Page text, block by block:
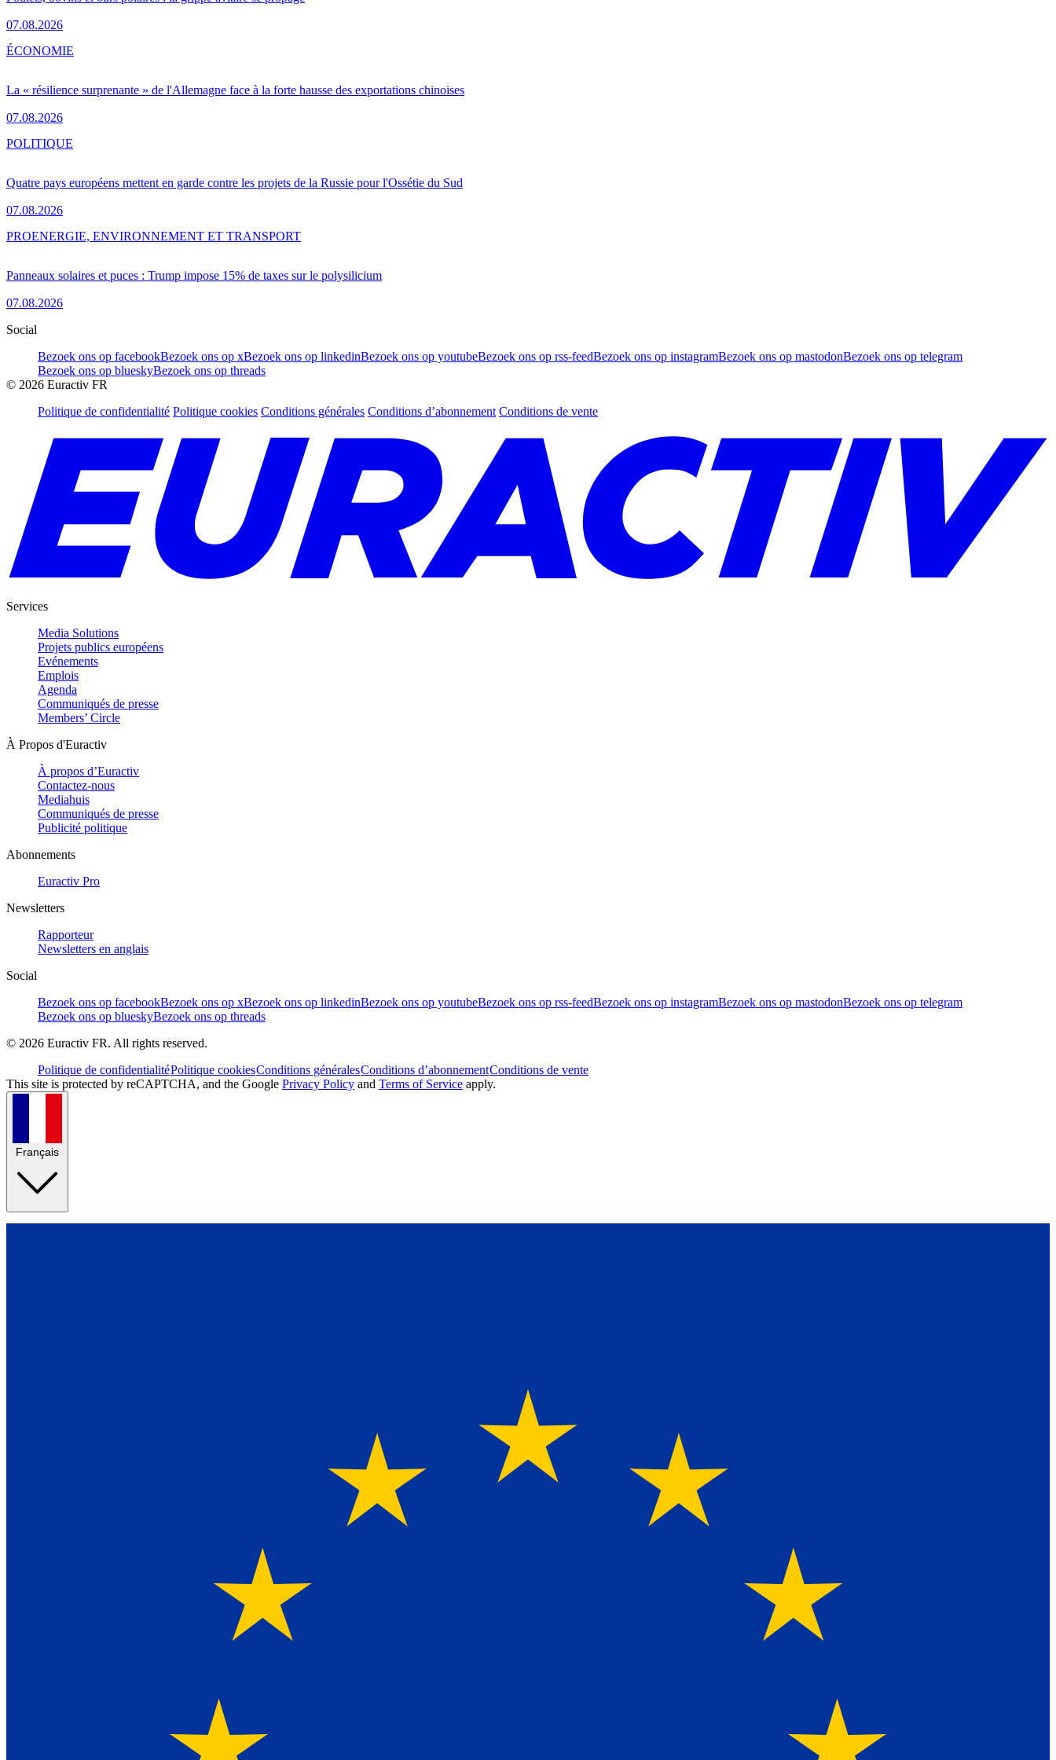
07.08.2026
La « résilience surprenante » de l'Allemagne face à la forte hausse des exportations chinoises
07.08.2026
ÉCONOMIE
Quatre pays européens mettent en garde contre les projets de la Russie pour l'Ossétie du Sud
07.08.2026
POLITIQUE
Panneaux solaires et puces : Trump impose 15% de taxes sur le polysilicium
07.08.2026
PROENERGIE, ENVIRONNEMENT ET TRANSPORT
Social
Bezoek ons op facebookBezoek ons op xBezoek ons op linkedinBezoek ons op youtubeBezoek ons op rss-feedBezoek ons op instagramBezoek ons op mastodonBezoek ons op telegram
Bezoek ons op blueskyBezoek ons op threads
© 2026 Euractiv FR
Politique de confidentialité Politique cookies Conditions générales Conditions d’abonnement Conditions de vente
Services
Media Solutions
Projets publics européens
Evénements
Emplois
Agenda
Communiqués de presse
Members’ Circle
À Propos d'Euractiv
À propos d’Euractiv
Contactez-nous
Mediahuis
Communiqués de presse
Publicité politique
Abonnements
Euractiv Pro
Newsletters
Rapporteur
Newsletters en anglais
Social
Bezoek ons op facebookBezoek ons op xBezoek ons op linkedinBezoek ons op youtubeBezoek ons op rss-feedBezoek ons op instagramBezoek ons op mastodonBezoek ons op telegram
Bezoek ons op blueskyBezoek ons op threads
© 2026 Euractiv FR. All rights reserved.
Politique de confidentialitéPolitique cookiesConditions généralesConditions d’abonnementConditions de vente
This site is protected by reCAPTCHA, and the Google Privacy Policy and Terms of Service apply.
Français